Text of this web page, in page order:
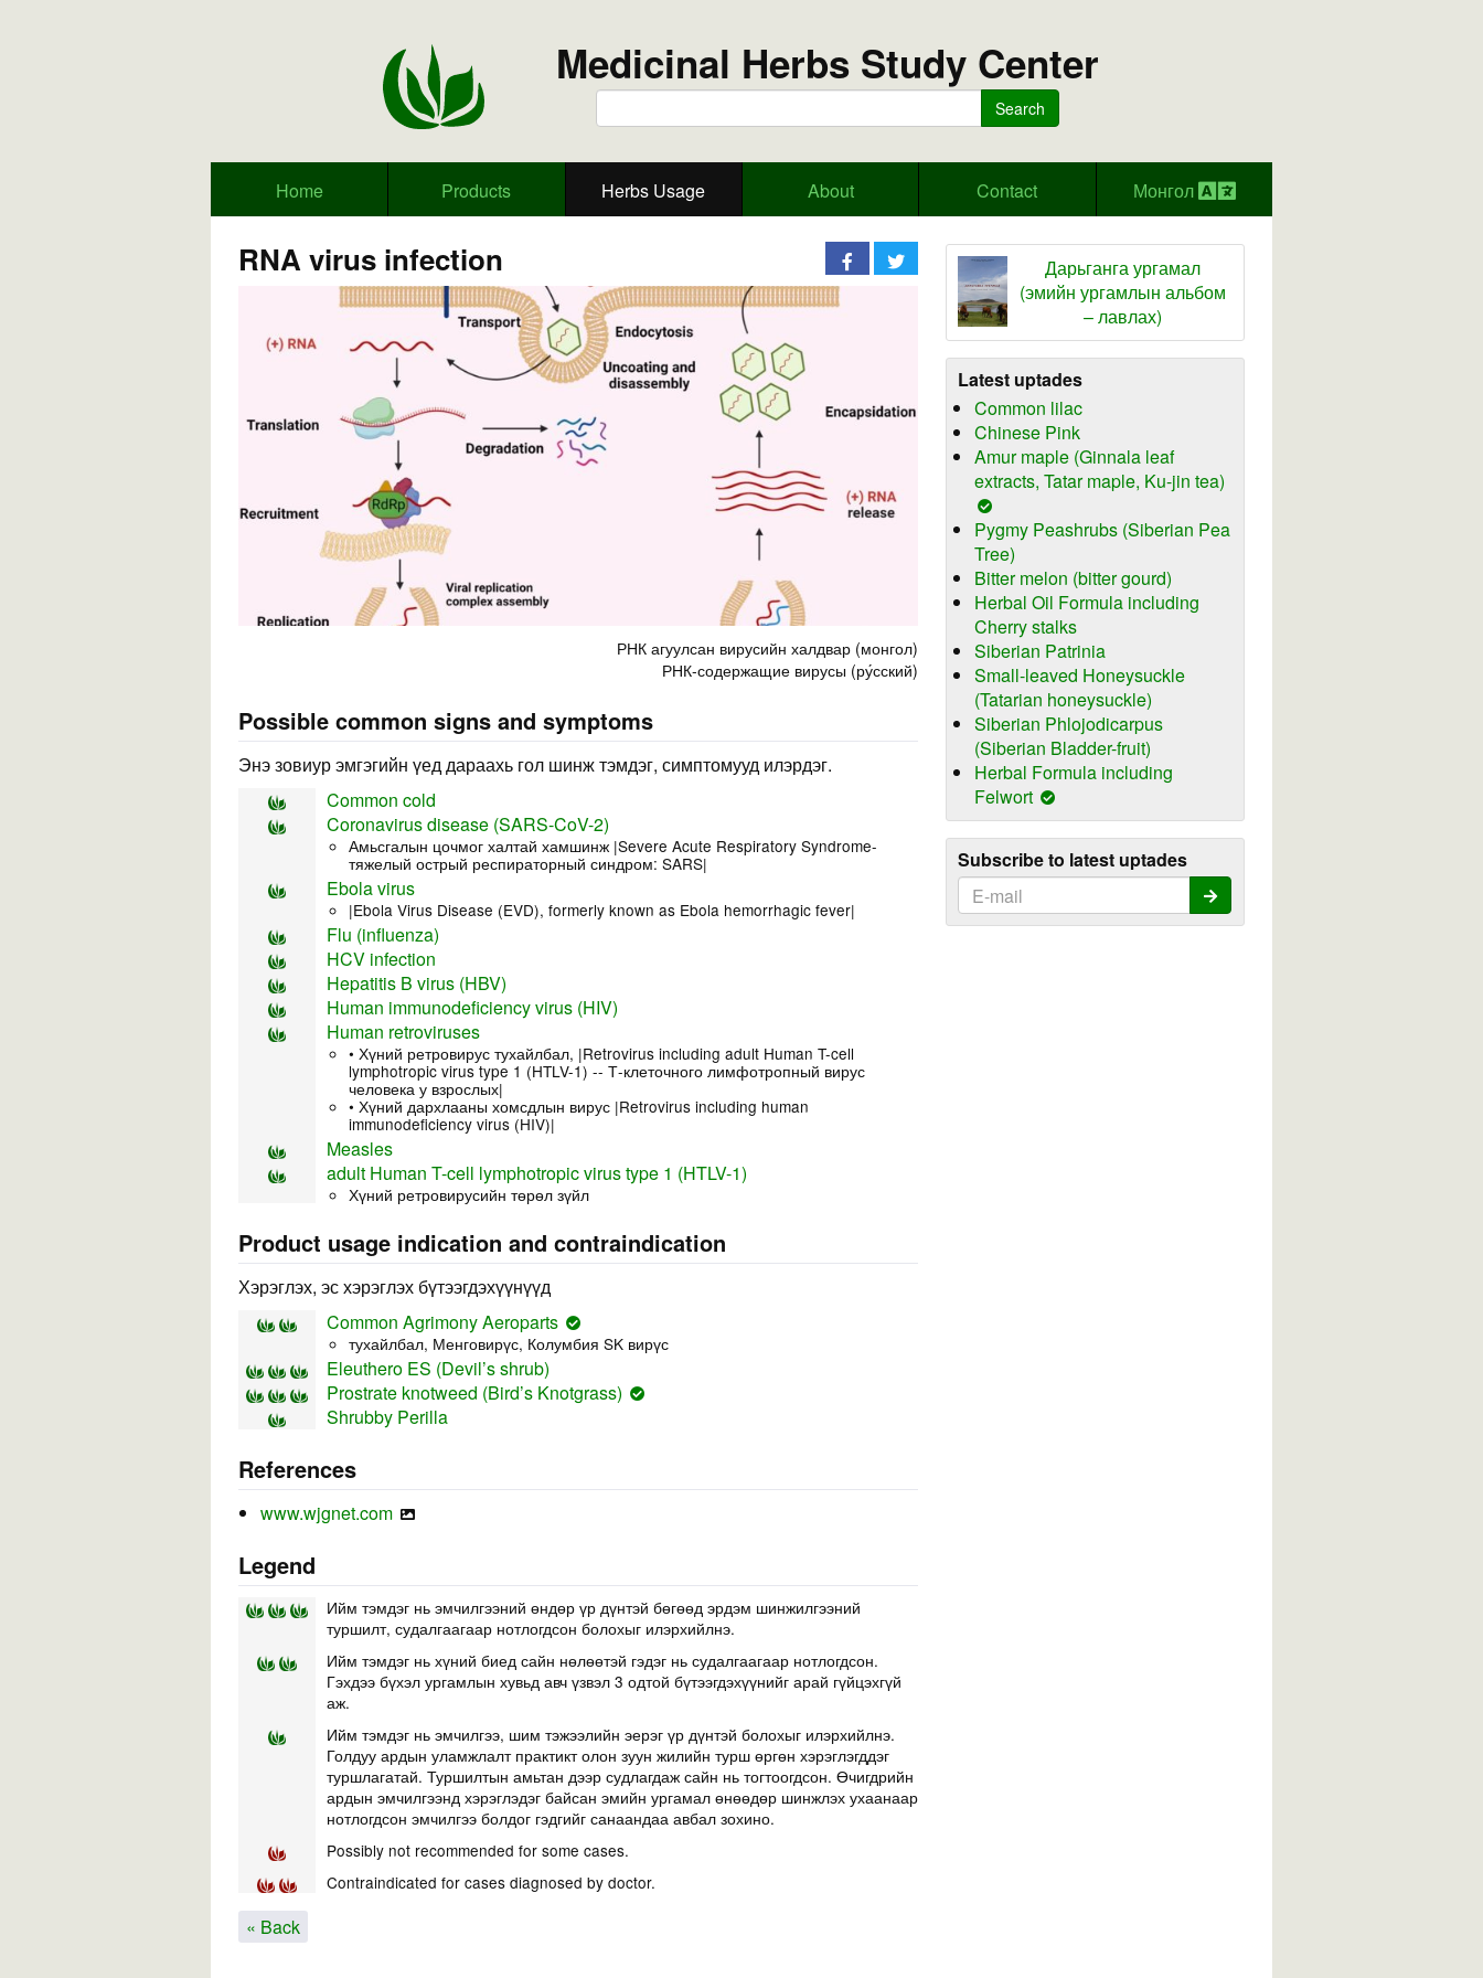
Medicinal Herbs Study Center
Search
Home Products Herbs Usage About Contact Монгол
RNA virus infection
РНК агуулсан вирусийн халдвар (монгол)
РНК-содержащие вирусы (ру́сский)
Possible common signs and symptoms
Энэ зовиур эмгэгийн үед дараахь гол шинж тэмдэг, симптомууд илэрдэг.
Common cold
Coronavirus disease (SARS-CoV-2)
Амьсгалын цочмог халтай хамшинж |Severe Acute Respiratory Syndrome-
тяжелый острый респираторный синдром: SARS|
Ebola virus
|Ebola Virus Disease (EVD), formerly known as Ebola hemorrhagic fever|
Flu (influenza)
HCV infection
Hepatitis B virus (HBV)
Human immunodeficiency virus (HIV)
Human retroviruses
• Хүний ретровирус тухайлбал, |Retrovirus including adult Human T-cell
lymphotropic virus type 1 (HTLV-1) -- Т-клеточного лимфотропный вирус
человека у взрослых|
• Хүний дархлааны хомсдлын вирус |Retrovirus including human
immunodeficiency virus (HIV)|
Measles
adult Human T-cell lymphotropic virus type 1 (HTLV-1)
Хүний ретровирусийн төрөл зүйл
Product usage indication and contraindication
Хэрэглэх, эс хэрэглэх бүтээгдэхүүнүүд
Common Agrimony Aeroparts
тухайлбал, Менговирүс, Колумбия SK вирүс
Eleuthero ES (Devil’s shrub)
Prostrate knotweed (Bird’s Knotgrass)
Shrubby Perilla
References
www.wjgnet.com
Legend
Ийм тэмдэг нь эмчилгээний өндөр үр дүнтэй бөгөөд эрдэм шинжилгээний
туршилт, судалгаагаар нотлогдсон болохыг илэрхийлнэ.
Ийм тэмдэг нь хүний биед сайн нөлөөтэй гэдэг нь судалгаагаар нотлогдсон.
Гэхдээ бүхэл ургамлын хувьд авч үзвэл 3 одтой бүтээгдэхүүнийг арай гүйцэхгүй
аж.
Ийм тэмдэг нь эмчилгээ, шим тэжээлийн эерэг үр дүнтэй болохыг илэрхийлнэ.
Голдуу ардын уламжлалт практикт олон зуун жилийн турш өргөн хэрэглэгддэг
туршлагатай. Туршилтын амьтан дээр судлагдаж сайн нь тогтоогдсон. Өчигдрийн
ардын эмчилгээнд хэрэглэдэг байсан эмийн ургамал өнөөдөр шинжлэх ухаанаар
нотлогдсон эмчилгээ болдог гэдгийг санаандаа авбал зохино.
Possibly not recommended for some cases.
Contraindicated for cases diagnosed by doctor.
« Back
Дарьганга ургамал
(эмийн ургамлын альбом
– лавлах)
Latest uptades
Common lilac
Chinese Pink
Amur maple (Ginnala leaf
extracts, Tatar maple, Ku-jin tea)
Pygmy Peashrubs (Siberian Pea
Tree)
Bitter melon (bitter gourd)
Herbal Oil Formula including
Cherry stalks
Siberian Patrinia
Small-leaved Honeysuckle
(Tatarian honeysuckle)
Siberian Phlojodicarpus
(Siberian Bladder-fruit)
Herbal Formula including
Felwort
Subscribe to latest uptades